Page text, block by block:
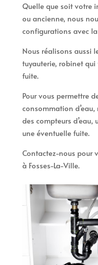
Quelle que soit votre
ou ancienne, nous
configurations avec
Nous réalisons aussi
tuyauterie, robinet
fuite.
Pour vous permettre
consommation
des compteurs
une éventuelle fuite.
Contactez-nous pour
à Fosses-La-Ville.